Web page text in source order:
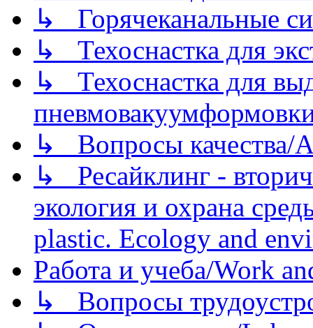
↳ Горячеканальные
↳ Техоснастка для
↳ Техоснастка для
↳ Вопросы качества/
↳ Ресайклинг -
экология и охрана
plastic. Ecology and
Работа и учеба/Work
↳ Вопросы